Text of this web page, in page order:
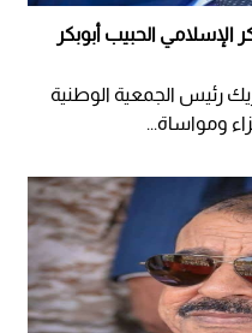
الإسلامي الحبيب أبوبكر
رئيس الجمعية الوطنية
ومواساة...